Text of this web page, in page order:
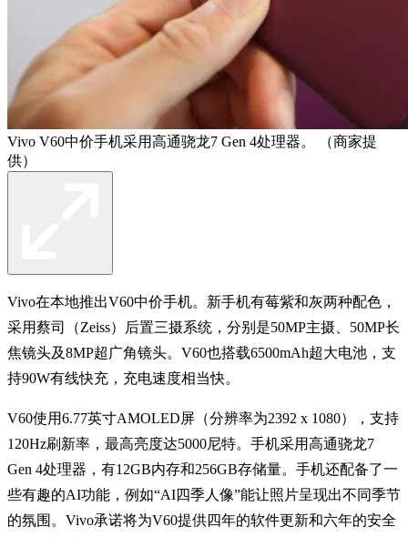
Vivo V60中价手机采用高通骁龙7 Gen 4处理器。 （商家提
供）
Vivo在本地推出V60中价手机。新手机有莓紫和灰两种配色，
采用蔡司（Zeiss）后置三摄系统，分别是50MP主摄、50MP长
焦镜头及8MP超广角镜头。V60也搭载6500mAh超大电池，支
持90W有线快充，充电速度相当快。
V60使用6.77英寸AMOLED屏（分辨率为2392 x 1080），支持
120Hz刷新率，最高亮度达5000尼特。手机采用高通骁龙7
Gen 4处理器，有12GB内存和256GB存储量。手机还配备了一
些有趣的AI功能，例如“AI四季人像”能让照片呈现出不同季节
的氛围。Vivo承诺将为V60提供四年的软件更新和六年的安全